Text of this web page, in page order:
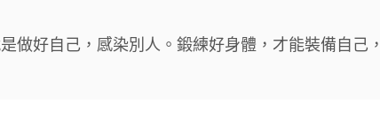
做好自己，感染別人。鍛練好身體，才能裝備自己